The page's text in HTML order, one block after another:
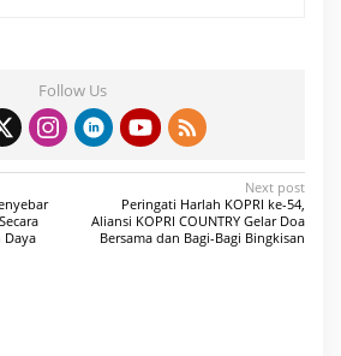
Follow Us
Daya
Next post
Peringati Harlah KOPRI ke-54,
Aliansi KOPRI COUNTRY Gelar Doa
Bersama dan Bagi-Bagi Bingkisan